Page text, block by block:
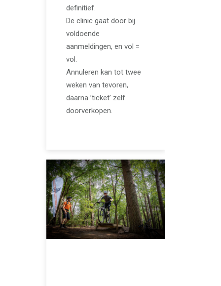
definitief.
De clinic gaat door bij
voldoende
aanmeldingen, en vol =
vol.
Annuleren kan tot twee
weken van tevoren,
daarna ’ticket’ zelf
doorverkopen.